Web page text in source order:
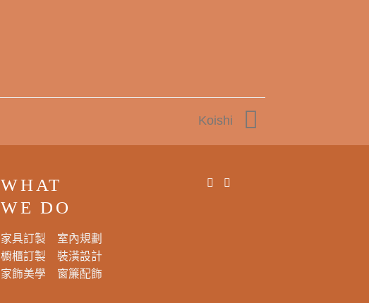
Koishi
WHAT
WE DO
家具訂製
室內規劃
櫥櫃訂製
裝潢設計
家飾美學
窗簾配飾